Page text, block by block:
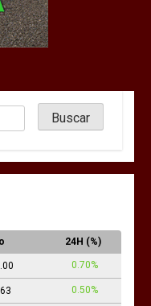
24H (%)
0.70%
0.50%